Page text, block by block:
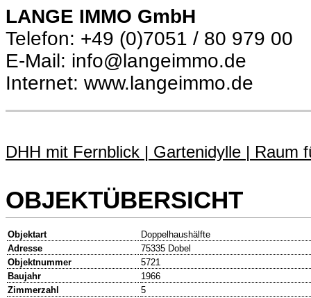
LANGE IMMO GmbH
Telefon: +49 (0)7051 / 80 979 00
E-Mail: info@langeimmo.de
Internet: www.langeimmo.de
DHH mit Fernblick | Gartenidylle | Raum
OBJEKTÜBERSICHT
Objektart
Doppelhaushälfte
Adresse
75335 Dobel
Objektnummer
5721
Baujahr
1966
Zimmerzahl
5